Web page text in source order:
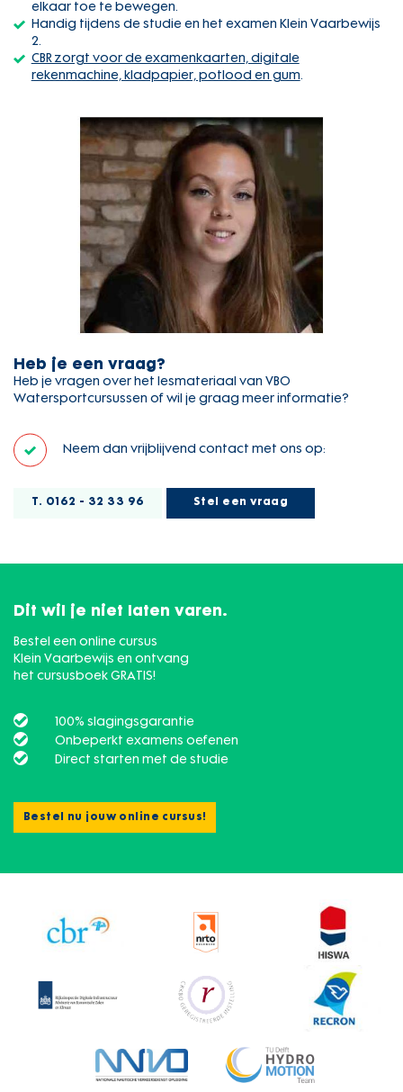
elkaar toe te bewegen.
Handig tijdens de studie en het examen Klein Vaarbewijs
2.
CBR zorgt voor de examenkaarten, digitale
rekenmachine, kladpapier, potlood en gum.
Heb je een vraag?
Heb je vragen over het lesmateriaal van VBO
Watersportcursussen of wil je graag meer informatie?
Neem dan vrijblijvend contact met ons op:
T. 0162 - 32 33 96 Stel een vraag
Dit wil je niet laten varen.
Bestel een online cursus
Klein Vaarbewijs en ontvang
het cursusboek GRATIS!
100% slagingsgarantie
Onbeperkt examens oefenen
Direct starten met de studie
Bestel nu jouw online cursus!